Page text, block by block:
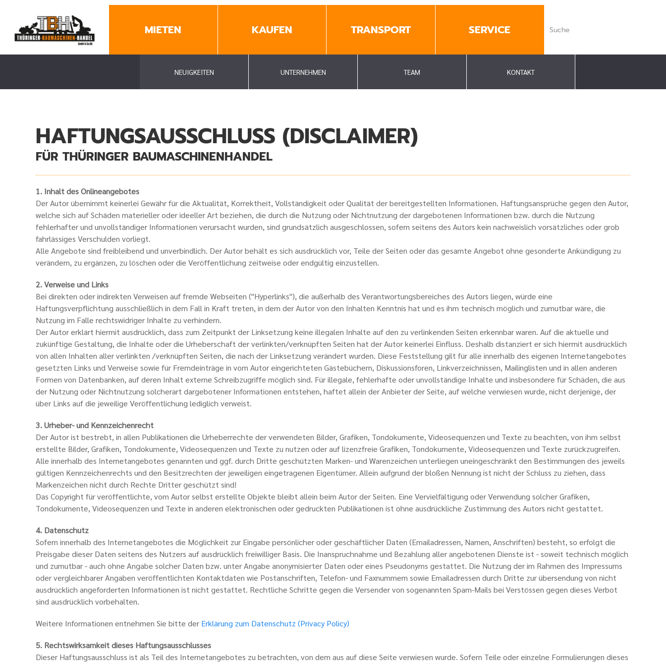
MIETEN KAUFEN TRANSPORT SERVICE
NEUIGKEITEN UNTERNEHMEN TEAM KONTAKT
HAFTUNGSAUSSCHLUSS (DISCLAIMER)
FÜR THÜRINGER BAUMASCHINENHANDEL
1. Inhalt des Onlineangebotes
Der Autor übernimmt keinerlei Gewähr für die Aktualität, Korrektheit, Vollständigkeit oder Qualität der bereitgestellten Informationen. Haftungsansprüche gegen den Autor,
welche sich auf Schäden materieller oder ideeller Art beziehen, die durch die Nutzung oder Nichtnutzung der dargebotenen Informationen bzw. durch die Nutzung
fehlerhafter und unvollständiger Informationen verursacht wurden, sind grundsätzlich ausgeschlossen, sofern seitens des Autors kein nachweislich vorsätzliches oder grob
fahrlässiges Verschulden vorliegt.
Alle Angebote sind freibleibend und unverbindlich. Der Autor behält es sich ausdrücklich vor, Teile der Seiten oder das gesamte Angebot ohne gesonderte Ankündigung zu
verändern, zu ergänzen, zu löschen oder die Veröffentlichung zeitweise oder endgültig einzustellen.
2. Verweise und Links
Bei direkten oder indirekten Verweisen auf fremde Webseiten ("Hyperlinks"), die außerhalb des Verantwortungsbereiches des Autors liegen, würde eine
Haftungsverpflichtung ausschließlich in dem Fall in Kraft treten, in dem der Autor von den Inhalten Kenntnis hat und es ihm technisch möglich und zumutbar wäre, die
Nutzung im Falle rechtswidriger Inhalte zu verhindern.
Der Autor erklärt hiermit ausdrücklich, dass zum Zeitpunkt der Linksetzung keine illegalen Inhalte auf den zu verlinkenden Seiten erkennbar waren. Auf die aktuelle und
zukünftige Gestaltung, die Inhalte oder die Urheberschaft der verlinkten/verknüpften Seiten hat der Autor keinerlei Einfluss. Deshalb distanziert er sich hiermit ausdrücklich
von allen Inhalten aller verlinkten /verknüpften Seiten, die nach der Linksetzung verändert wurden. Diese Feststellung gilt für alle innerhalb des eigenen Internetangebotes
gesetzten Links und Verweise sowie für Fremdeinträge in vom Autor eingerichteten Gästebüchern, Diskussionsforen, Linkverzeichnissen, Mailinglisten und in allen anderen
Formen von Datenbanken, auf deren Inhalt externe Schreibzugriffe möglich sind. Für illegale, fehlerhafte oder unvollständige Inhalte und insbesondere für Schäden, die aus
der Nutzung oder Nichtnutzung solcherart dargebotener Informationen entstehen, haftet allein der Anbieter der Seite, auf welche verwiesen wurde, nicht derjenige, der
über Links auf die jeweilige Veröffentlichung lediglich verweist.
3. Urheber- und Kennzeichenrecht
Der Autor ist bestrebt, in allen Publikationen die Urheberrechte der verwendeten Bilder, Grafiken, Tondokumente, Videosequenzen und Texte zu beachten, von ihm selbst
erstellte Bilder, Grafiken, Tondokumente, Videosequenzen und Texte zu nutzen oder auf lizenzfreie Grafiken, Tondokumente, Videosequenzen und Texte zurückzugreifen.
Alle innerhalb des Internetangebotes genannten und ggf. durch Dritte geschützten Marken- und Warenzeichen unterliegen uneingeschränkt den Bestimmungen des jeweils
gültigen Kennzeichenrechts und den Besitzrechten der jeweiligen eingetragenen Eigentümer. Allein aufgrund der bloßen Nennung ist nicht der Schluss zu ziehen, dass
Markenzeichen nicht durch Rechte Dritter geschützt sind!
Das Copyright für veröffentlichte, vom Autor selbst erstellte Objekte bleibt allein beim Autor der Seiten. Eine Vervielfältigung oder Verwendung solcher Grafiken,
Tondokumente, Videosequenzen und Texte in anderen elektronischen oder gedruckten Publikationen ist ohne ausdrückliche Zustimmung des Autors nicht gestattet.
4. Datenschutz
Sofern innerhalb des Internetangebotes die Möglichkeit zur Eingabe persönlicher oder geschäftlicher Daten (Emailadressen, Namen, Anschriften) besteht, so erfolgt die
Preisgabe dieser Daten seitens des Nutzers auf ausdrücklich freiwilliger Basis. Die Inanspruchnahme und Bezahlung aller angebotenen Dienste ist - soweit technisch möglich
und zumutbar - auch ohne Angabe solcher Daten bzw. unter Angabe anonymisierter Daten oder eines Pseudonyms gestattet. Die Nutzung der im Rahmen des Impressums
oder vergleichbarer Angaben veröffentlichten Kontaktdaten wie Postanschriften, Telefon- und Faxnummern sowie Emailadressen durch Dritte zur übersendung von nicht
ausdrücklich angeforderten Informationen ist nicht gestattet. Rechtliche Schritte gegen die Versender von sogenannten Spam-Mails bei Verstössen gegen dieses Verbot
sind ausdrücklich vorbehalten.
Weitere Informationen entnehmen Sie bitte der Erklärung zum Datenschutz (Privacy Policy)
5. Rechtswirksamkeit dieses Haftungsausschlusses
Dieser Haftungsausschluss ist als Teil des Internetangebotes zu betrachten, von dem aus auf diese Seite verwiesen wurde. Sofern Teile oder einzelne Formulierungen dieses